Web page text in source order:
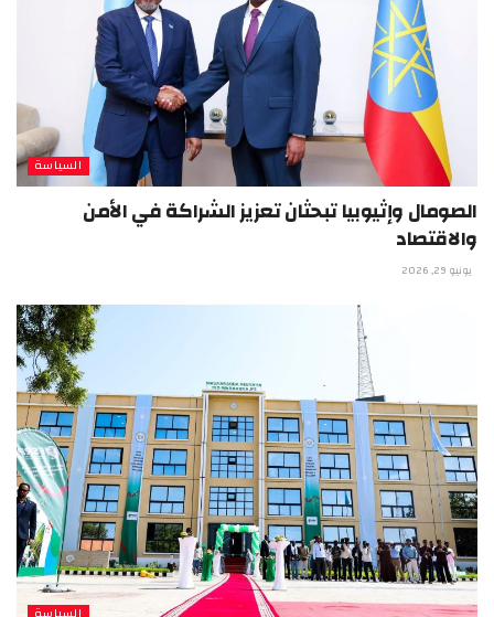
السياسة
الصومال وإثيوبيا تبحثان تعزيز الشراكة في الأمن
والاقتصاد
يونيو 29, 2026